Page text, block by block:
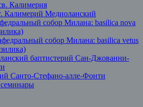
Калимерия
Калимерий Медиоланский
собор Милана: basilica nova
собор Милана: basilica vetus
баптистерий Сан-Джованни-
Санто-Стефано-алле-Фонти